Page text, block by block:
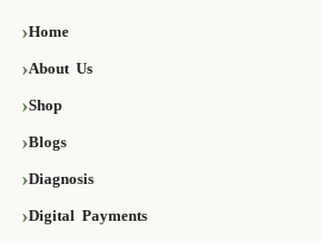
Home
About Us
Shop
Blogs
Diagnosis
Digital Payments